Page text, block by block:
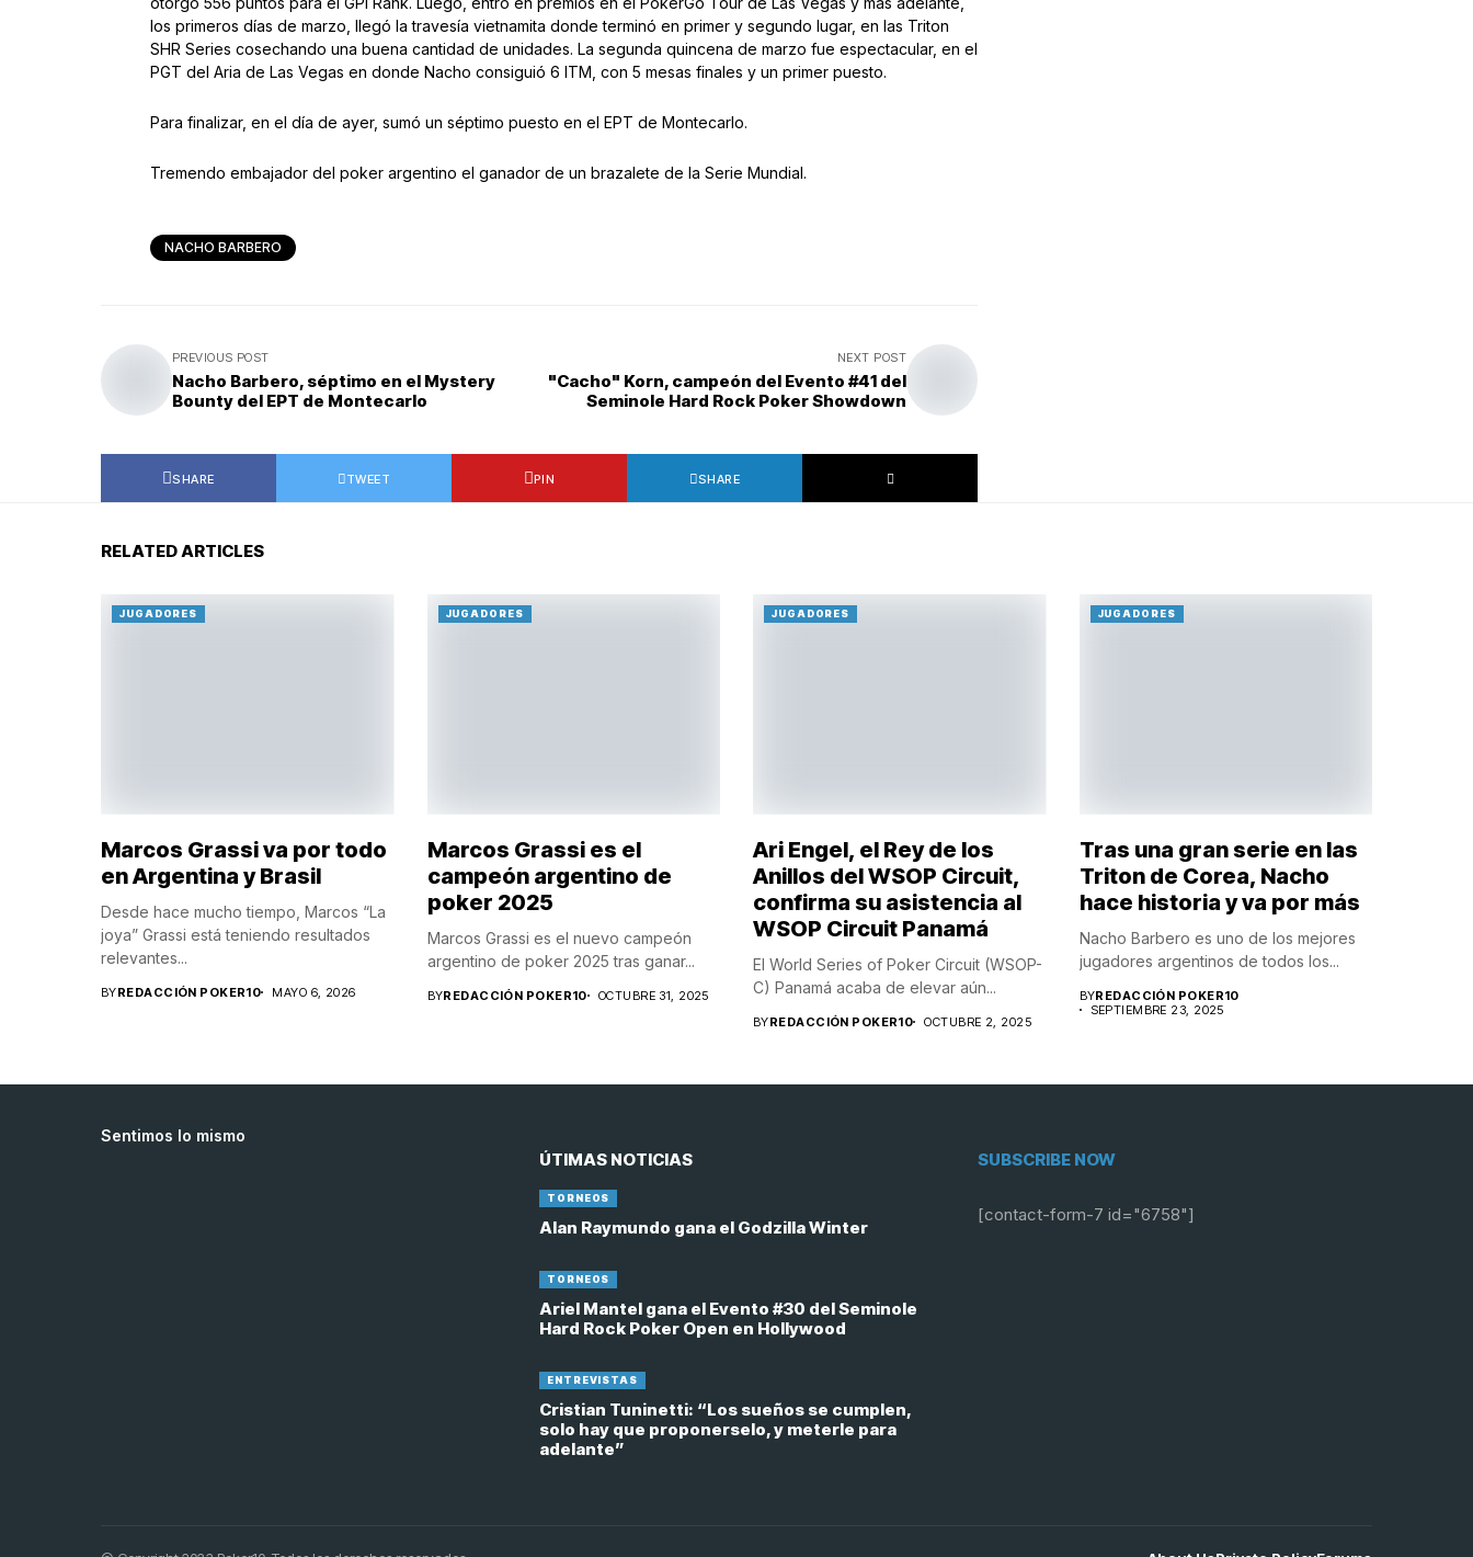
los primeros días de marzo, llegó la travesía vietnamita donde terminó en primer y segundo lugar, en las Triton
SHR Series cosechando una buena cantidad de unidades. La segunda quincena de marzo fue espectacular, en el
PGT del Aria de Las Vegas en donde Nacho consiguió 6 ITM, con 5 mesas finales y un primer puesto.
Para finalizar, en el día de ayer, sumó un séptimo puesto en el EPT de Montecarlo.
Tremendo embajador del poker argentino el ganador de un brazalete de la Serie Mundial.
NACHO BARBERO
PREVIOUS POST
Nacho Barbero, séptimo en el Mystery
Bounty del EPT de Montecarlo
NEXT POST
"Cacho" Korn, campeón del Evento #41 del
Seminole Hard Rock Poker Showdown
SHARE TWEET PIN SHARE
RELATED ARTICLES
JUGADORES
Marcos Grassi va por todo
en Argentina y Brasil
Desde hace mucho tiempo, Marcos “La
joya” Grassi está teniendo resultados
relevantes...
BYREDACCIÓN POKER10 MAYO 6, 2026
JUGADORES
Marcos Grassi es el
campeón argentino de
poker 2025
Marcos Grassi es el nuevo campeón
argentino de poker 2025 tras ganar...
BYREDACCIÓN POKER10 OCTUBRE 31, 2025
JUGADORES
Ari Engel, el Rey de los
Anillos del WSOP Circuit,
confirma su asistencia al
WSOP Circuit Panamá
El World Series of Poker Circuit (WSOP-
C) Panamá acaba de elevar aún...
BYREDACCIÓN POKER10 OCTUBRE 2, 2025
JUGADORES
Tras una gran serie en las
Triton de Corea, Nacho
hace historia y va por más
Nacho Barbero es uno de los mejores
jugadores argentinos de todos los...
BYREDACCIÓN POKER10
SEPTIEMBRE 23, 2025
Sentimos lo mismo
ÚTIMAS NOTICIAS
TORNEOS
Alan Raymundo gana el Godzilla Winter
TORNEOS
Ariel Mantel gana el Evento #30 del Seminole
Hard Rock Poker Open en Hollywood
ENTREVISTAS
Cristian Tuninetti: “Los sueños se cumplen,
solo hay que proponerselo, y meterle para
adelante”
SUBSCRIBE NOW
[contact-form-7 id="6758"]